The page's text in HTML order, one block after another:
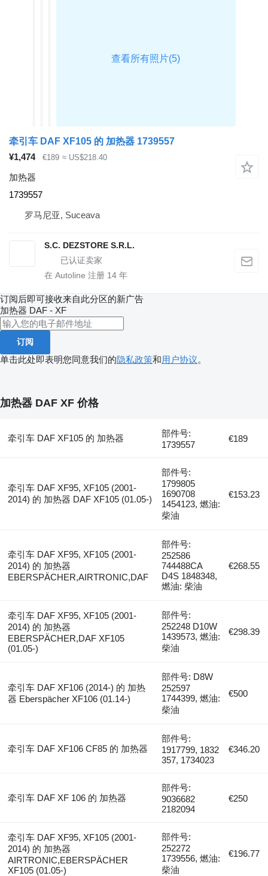
牵引车 DAF XF105 的 加热器 1739557
¥1,474
€189 ≈ US$218.40
加热器
1739557
罗马尼亚, Suceava
S.C. DEZSTORE S.R.L.
在 Autoline 注册 14 年
订阅后即可接收来自此分区的新广告
加热器 DAF - XF
订阅
单击此处即表明您同意我们的隐私政策和用户协议。
加热器 DAF XF 价格
牵引车 DAF XF105 的 加热器
部件号:
1739557
€189
牵引车 DAF XF95, XF105 (2001-
2014) 的 加热器 DAF XF105 (01.05-)
部件号:
1799805
1690708
1454123, 燃油:
柴油
€153.23
牵引车 DAF XF95, XF105 (2001-
2014) 的 加热器
EBERSPÄCHER,AIRTRONIC,DAF
部件号:
252586
744488CA
D4S 1848348,
燃油: 柴油
€268.55
牵引车 DAF XF95, XF105 (2001-
2014) 的 加热器
EBERSPÄCHER,DAF XF105
(01.05-)
部件号:
252248 D10W
1439573, 燃油:
柴油
€298.39
牵引车 DAF XF106 (2014-) 的 加热
器 Eberspächer XF106 (01.14-)
部件号: D8W
252597
1744399, 燃油:
柴油
€500
牵引车 DAF XF106 CF85 的 加热器
部件号:
1917799, 1832
357, 1734023
€346.20
牵引车 DAF XF 106 的 加热器
部件号:
9036682
2182094
€250
牵引车 DAF XF95, XF105 (2001-
2014) 的 加热器
AIRTRONIC,EBERSPÄCHER
XF105 (01.05-)
部件号:
252272
1739556, 燃油:
柴油
€196.77